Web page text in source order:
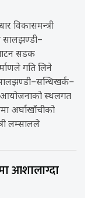
विकासमन्त्री
सडक
गति लिने
स्थलगत
अर्घाखाँचीको
लम्सालले
आशालाग्दा